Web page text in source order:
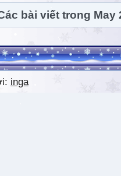
bài viết trong May
inga